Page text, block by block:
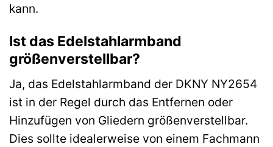
kann.
Ist das Edelstahlarmband
größenverstellbar?
Ja, das Edelstahlarmband der DKNY NY2654
ist in der Regel durch das Entfernen oder
Hinzufügen von Gliedern größenverstellbar.
Dies sollte idealerweise von einem Fachmann